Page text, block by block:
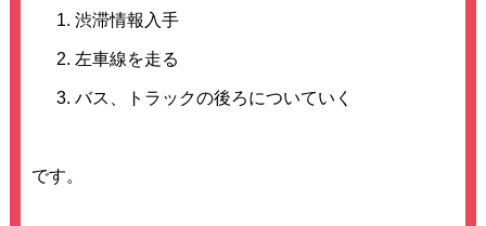
渋滞情報入手
左車線を走る
バス、トラックの後ろについていく
です。